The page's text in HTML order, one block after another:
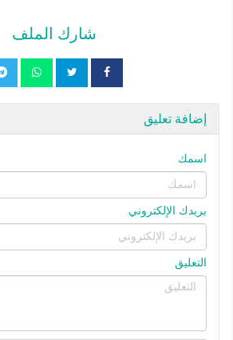
شارك الملف
إضافة تعليق
اسمك
بريدك الإلكتروني
التعليق